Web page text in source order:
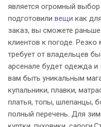
является огромный
подготовили вещи как
заказ, вы сможете
клиентов к погоде.
требует от владельцев
арсенале будет одежда и
вам быть уникальным
купальники, плавки,
платья, топы, шлепанцы,
полный перечень. Для